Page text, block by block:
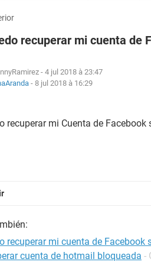
recuperar mi cuenta de
- 4 jul 2018 à 23:47
- 8 jul 2018 à 16:29
recuperar mi Cuenta de
recuperar mi cuenta de Facebook
cuenta de hotmail bloqueada -